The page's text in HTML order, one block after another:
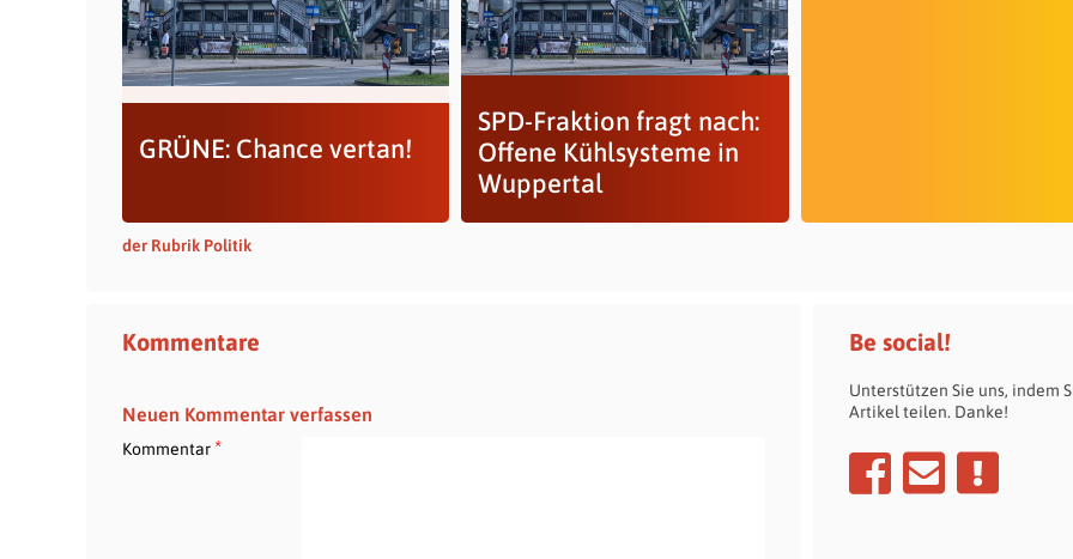
GRÜNE: Chance vertan!
SPD-Fraktion fragt nach:
Offene Kühlsysteme in
Wuppertal
der Rubrik Politik
Kommentare
Neuen Kommentar verfassen
Kommentar*
Be social!
Unterstützen Sie uns, indem
Artikel teilen. Danke!